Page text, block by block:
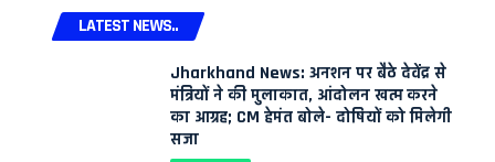
LATEST NEWS..
Jharkhand News: अनशन पर बैठे देवेंद्र से
मंत्रियों ने की मुलाकात, आंदोलन खत्म करने
का आग्रह; CM हेमंत बोले- दोषियों को मिलेगी
सजा